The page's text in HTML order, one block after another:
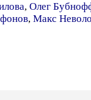
, Олег
, Макс